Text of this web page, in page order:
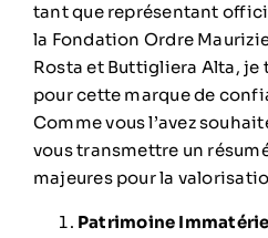
tant que représentant
la Fondation Ordre
Rosta et Buttigliera Alta, je
pour cette marque de
Comme vous l’avez
vous transmettre un
majeures pour la
Patrimoine